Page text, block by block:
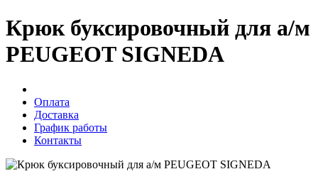
Крюк буксировочный для а/м
PEUGEOT SIGNEDA
Оплата
Доставка
График работы
Контакты